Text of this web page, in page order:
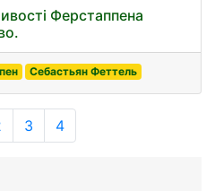
Ферстаппена
Себастьян Феттель
3 4